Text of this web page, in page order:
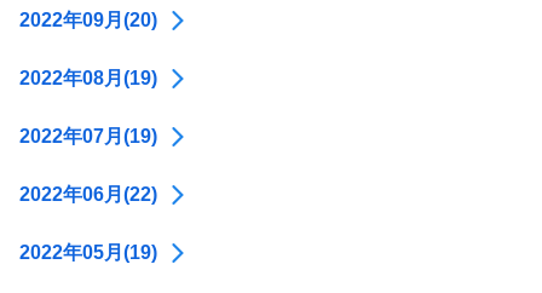
2022年09月(20)
2022年08月(19)
2022年07月(19)
2022年06月(22)
2022年05月(19)